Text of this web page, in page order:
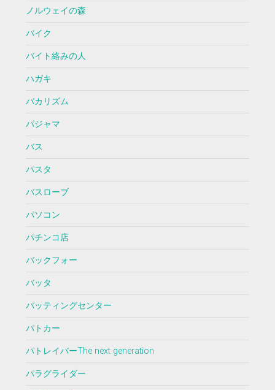
ノルウェイの森
バイク
バイト絡みの人
ハガキ
バカリズム
パジャマ
バス
パスタ
バスローブ
パソコン
パチンコ店
バックフォー
バッタ
バッティングセンター
パトカー
パトレイバーThe next generation
パラグライダー